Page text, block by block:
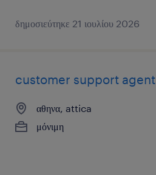
δημοσιεύτηκε 21 ιουλίου 2026
customer support agent
αθηνα, attica
μόνιμη